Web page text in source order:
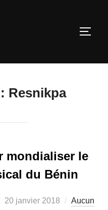
Resnikpa
mondialiser le
du Bénin
20 janvier 2018
Aucun